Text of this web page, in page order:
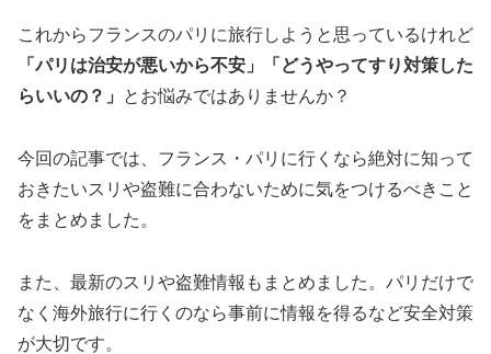
これからフランスのパリに旅行しようと思っているけれど
「パリは治安が悪いから不安」「どうやってすり対策した
らいいの？」
とお悩みではありませんか？
今回の記事では、フランス・パリに行くなら絶対に知って
おきたいスリや盗難に合わないために気をつけるべきこと
をまとめました。
また、最新のスリや盗難情報もまとめました。パリだけで
なく海外旅行に行くのなら事前に情報を得るなど安全対策
が大切です。